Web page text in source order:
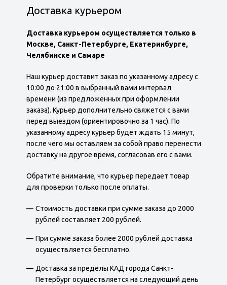
Доставка курьером
Доставка курьером осуществляется только в
Москве, Санкт-Петербурге, Екатеринбурге,
Челябинске и Самаре
Наш курьер доставит заказ по указанному адресу с
10:00 до 21:00 в выбранный вами интервал
времени (из предложенных при оформлении
заказа). Курьер дополнительно свяжется с вами
перед выездом (ориентировочно за 1 час). По
указанному адресу курьер будет ждать 15 минут,
после чего мы оставляем за собой право перенести
доставку на другое время, согласовав его с вами.
Обратите внимание, что курьер передает товар
для проверки только после оплаты.
Стоимость доставки при сумме заказа до 2000
рублей составляет 200 рублей.
При сумме заказа более 2000 рублей доставка
осуществляется бесплатно.
Доставка за пределы КАД города Санкт-
Петербург осуществляется на следующий день